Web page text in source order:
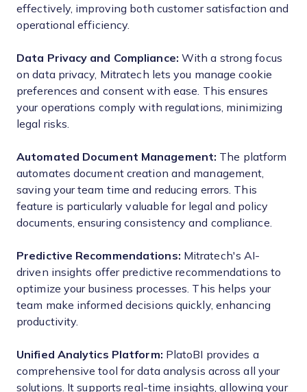
effectively, improving both customer satisfaction and
operational efficiency.
Data Privacy and Compliance: With a strong focus
on data privacy, Mitratech lets you manage cookie
preferences and consent with ease. This ensures
your operations comply with regulations, minimizing
legal risks.
Automated Document Management: The platform
automates document creation and management,
saving your team time and reducing errors. This
feature is particularly valuable for legal and policy
documents, ensuring consistency and compliance.
Predictive Recommendations: Mitratech's AI-
driven insights offer predictive recommendations to
optimize your business processes. This helps your
team make informed decisions quickly, enhancing
productivity.
Unified Analytics Platform: PlatoBI provides a
comprehensive tool for data analysis across all your
solutions. It supports real-time insights, allowing your